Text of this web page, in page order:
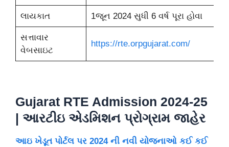
લાયકાત 1જૂન 2024 સુધી 6 વર્ષ પૂરા હોવા
સત્તાવાર
વેબસાઇટ
https://rte.orpgujarat.com/
Gujarat RTE Admission 2024-25
| આરટીઇ એડમિશન પ્રોગ્રામ જાહેર
આઇ ખેડૂત પોર્ટલ પર 2024 ની નવી યોજનાઓ કઈ કઈ